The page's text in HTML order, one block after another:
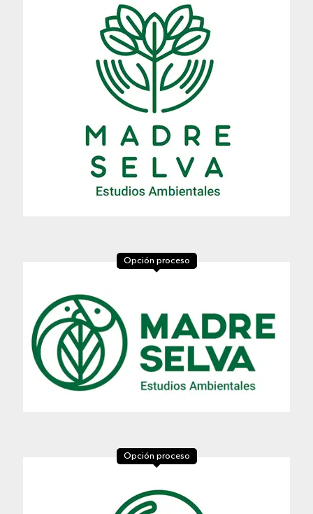
Opción proceso
Opción proceso